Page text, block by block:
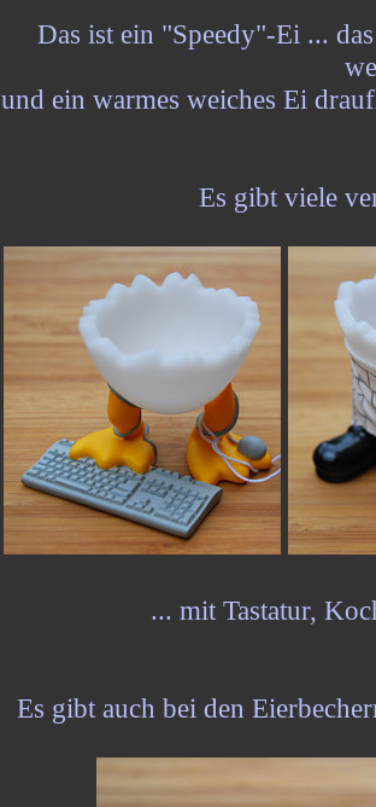
Das ist ein "Speedy"-Ei ...
und ein warmes weiches Ei
Es gibt viele
... mit Tastatur,
Es gibt auch bei den